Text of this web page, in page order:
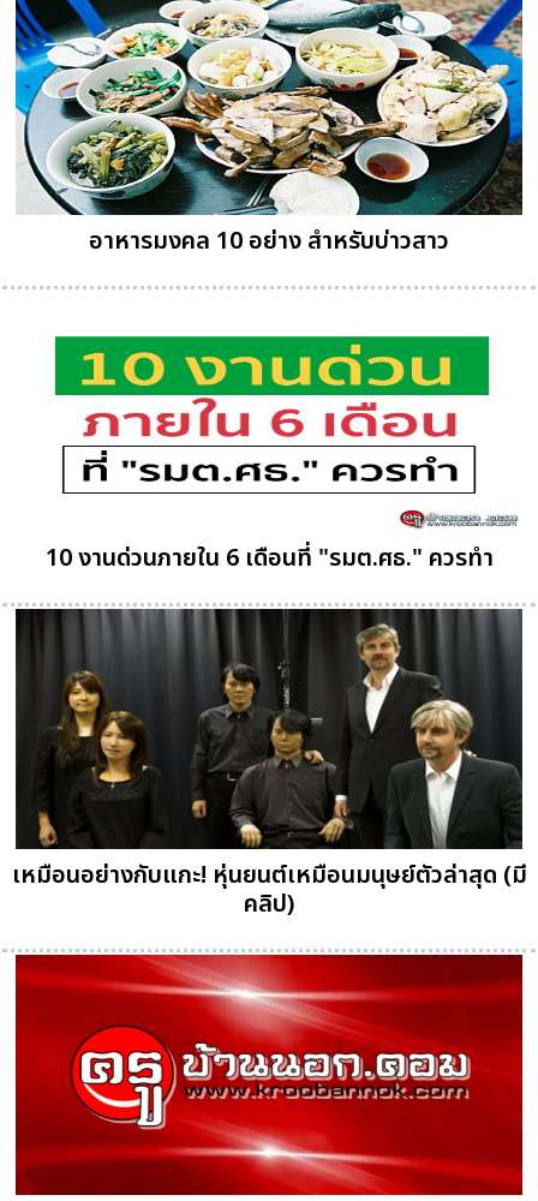
อาหารมงคล 10 อย่าง สำหรับบ่าวสาว
10 งานด่วนภายใน 6 เดือนที่ "รมต.ศธ." ควรทำ
เหมือนอย่างกับแกะ! หุ่นยนต์เหมือนมนุษย์ตัวล่าสุด (มี
คลิป)